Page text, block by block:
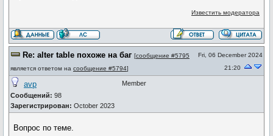
Известить модератора
Re: alter table похоже на баг [сообщение #5795
является ответом на сообщение #5794]
Fri, 06 December 2024
21:20
avp
Сообщений: 98
Зарегистрирован: October 2023
Member
Вопрос по теме.